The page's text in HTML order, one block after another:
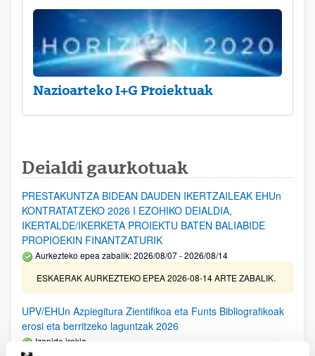
Nazioarteko I+G Proiektuak
Deialdi gaurkotuak
PRESTAKUNTZA BIDEAN DAUDEN IKERTZAILEAK EHUn
KONTRATATZEKO 2026 I EZOHIKO DEIALDIA,
IKERTALDE/IKERKETA PROIEKTU BATEN BALIABIDE
PROPIOEKIN FINANTZATURIK
Aurkezteko epea zabalik: 2026/08/07 - 2026/08/14
ESKAERAK AURKEZTEKO EPEA 2026-08-14 ARTE ZABALIK.
UPV/EHUn Azpiegitura Zientifikoa eta Funts Bibliografikoak
erosi eta berritzeko laguntzak 2026
Izapide irekia